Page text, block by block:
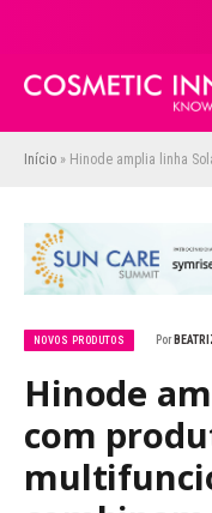
Início » Hinode amplia linha Solaris,
NOVOS PRODUTOS Por
Hinode
com